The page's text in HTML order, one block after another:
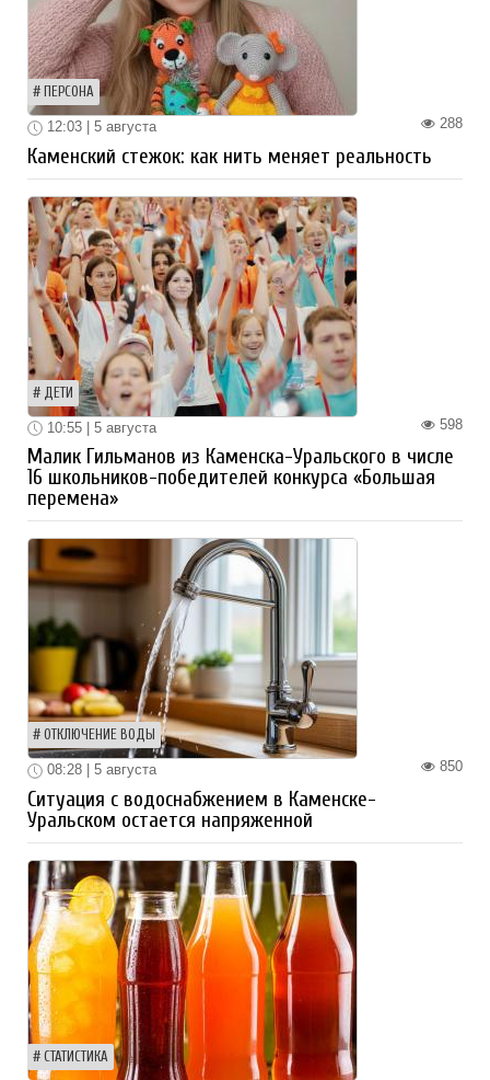
ПЕРСОНА
288
12:03 | 5 августа
Каменский стежок: как нить меняет реальность
ДЕТИ
598
10:55 | 5 августа
Малик Гильманов из Каменска-Уральского в числе
16 школьников-победителей конкурса «Большая
перемена»
ОТКЛЮЧЕНИЕ ВОДЫ
850
08:28 | 5 августа
Ситуация с водоснабжением в Каменске-
Уральском остается напряженной
СТАТИСТИКА